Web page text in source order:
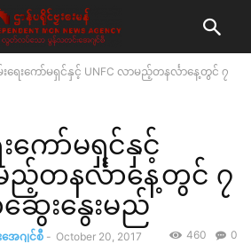
မ်းရေးကော်မရှင်နှင့် UNFC လာမည့်တနင်္လာနေ့တွင် ၇
ေးကော်မရှင်နှင့်
ည့်တနင်္လာနေ့တွင် ၇
ဆွေးနွေးမည်
ဂျင်စီ - October 20, 2017 0
460